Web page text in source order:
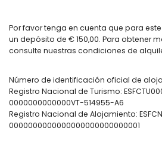
dormitorio con aire
suite
dormitorio con aire
Exterior del apartamento
terreno cerrado
piscina comunitaria
piscina infantil
Por favor tenga en cuenta que para
un depósito de € 150,00. Para obtener
consulte nuestras condiciones de
Número de identificación oficial de
Registro Nacional de Turismo:
0000000000000VT-514955-A6
Registro Nacional de Alojamiento:
0000000000000000000000000001